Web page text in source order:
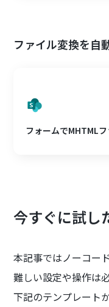
ファイル変換を自
フォームでMHTML
今すぐに試し
本記事ではノーコー
難しい設定や操作は
下記のテンプレート